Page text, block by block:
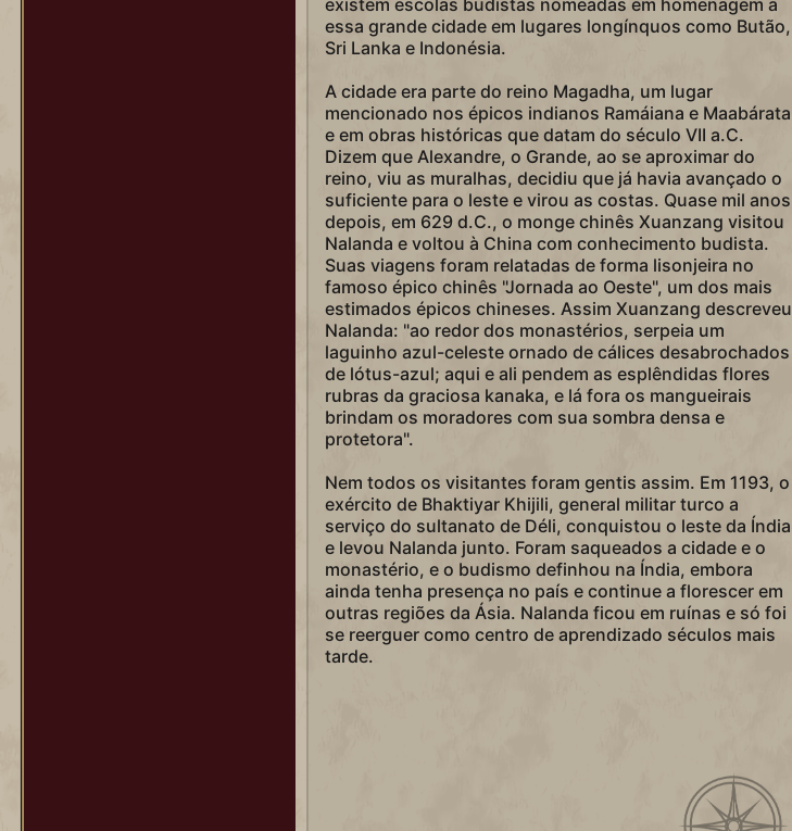
existem escolas budistas nomeadas em homenagem a
essa grande cidade em lugares longínquos como Butão,
Sri Lanka e Indonésia.
A cidade era parte do reino Magadha, um lugar
mencionado nos épicos indianos Ramáiana e Maabárata
e em obras históricas que datam do século VII a.C.
Dizem que Alexandre, o Grande, ao se aproximar do
reino, viu as muralhas, decidiu que já havia avançado o
suficiente para o leste e virou as costas. Quase mil anos
depois, em 629 d.C., o monge chinês Xuanzang visitou
Nalanda e voltou à China com conhecimento budista.
Suas viagens foram relatadas de forma lisonjeira no
famoso épico chinês "Jornada ao Oeste", um dos mais
estimados épicos chineses. Assim Xuanzang descreveu
Nalanda: "ao redor dos monastérios, serpeia um
laguinho azul-celeste ornado de cálices desabrochados
de lótus-azul; aqui e ali pendem as esplêndidas flores
rubras da graciosa kanaka, e lá fora os mangueirais
brindam os moradores com sua sombra densa e
protetora".
Nem todos os visitantes foram gentis assim. Em 1193, o
exército de Bhaktiyar Khijili, general militar turco a
serviço do sultanato de Déli, conquistou o leste da Índia
e levou Nalanda junto. Foram saqueados a cidade e o
monastério, e o budismo definhou na Índia, embora
ainda tenha presença no país e continue a florescer em
outras regiões da Ásia. Nalanda ficou em ruínas e só foi
se reerguer como centro de aprendizado séculos mais
tarde.